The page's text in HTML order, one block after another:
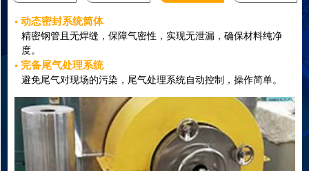
• 动态密封系统筒体
精密钢管且无焊缝，保障气密性，实现无泄漏，确保材料纯净
度。
• 完备尾气处理系统
避免尾气对现场的污染，尾气处理系统自动控制，操作简单。